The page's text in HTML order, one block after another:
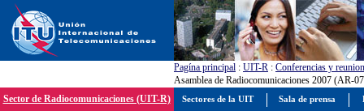
Pagína principal : UIT-R : Conferencias y
Asamblea de Radiocomunicaciones 2007 (AR-
Sector de Radiocomunicaciones (UIT-R)
Sectores de la UIT Sala de prensa